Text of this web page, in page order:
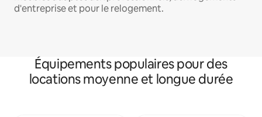
d'entreprise et pour le relogement.
Équipements populaires pour des
locations moyenne et longue durée